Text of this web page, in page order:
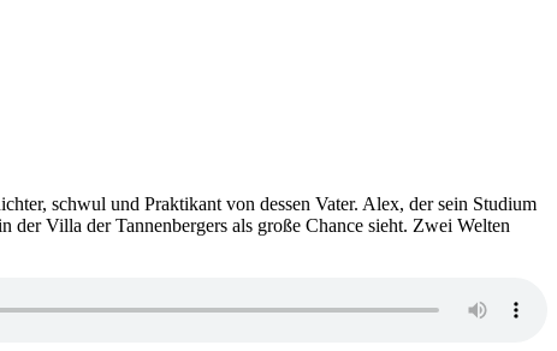
schwul und Praktikant von dessen Vater. Alex, der sein Studium
Villa der Tannenbergers als große Chance sieht. Zwei Welten